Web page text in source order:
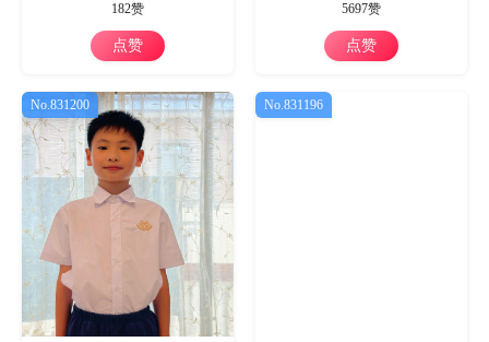
182赞
点赞
5697赞
点赞
No.831200 No.831196